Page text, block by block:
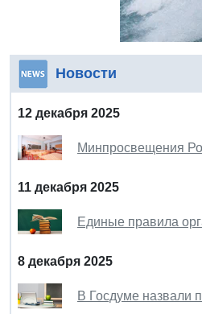
Новости
12 декабря 2025
Минпросвещения
11 декабря 2025
Единые правила
8 декабря 2025
В Госдуме назвали